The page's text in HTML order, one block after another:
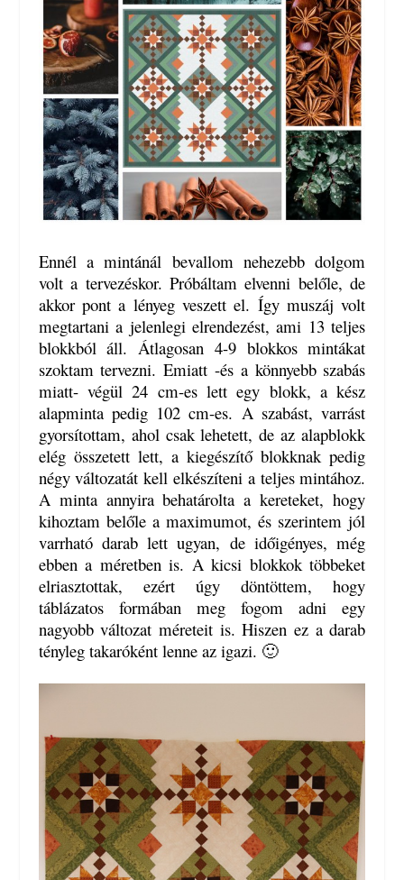
Ennél a mintánál bevallom nehezebb dolgom
volt a tervezéskor. Próbáltam elvenni belőle, de
akkor pont a lényeg veszett el. Így muszáj volt
megtartani a jelenlegi elrendezést, ami 13 teljes
blokkból áll. Átlagosan 4-9 blokkos mintákat
szoktam tervezni. Emiatt -és a könnyebb szabás
miatt- végül 24 cm-es lett egy blokk, a kész
alapminta pedig 102 cm-es. A szabást, varrást
gyorsítottam, ahol csak lehetett, de az alapblokk
elég összetett lett, a kiegészítő blokknak pedig
négy változatát kell elkészíteni a teljes mintához.
A minta annyira behatárolta a kereteket, hogy
kihoztam belőle a maximumot, és szerintem jól
varrható darab lett ugyan, de időigényes, még
ebben a méretben is. A kicsi blokkok többeket
elriasztottak, ezért úgy döntöttem, hogy
táblázatos formában meg fogom adni egy
nagyobb változat méreteit is. Hiszen ez a darab
tényleg takaróként lenne az igazi. 🙂